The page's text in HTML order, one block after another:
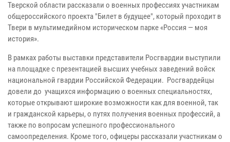
Тверской области рассказали о военных профессиях участникам
общероссийского проекта "Билет в будущее", который проходит в
Твери в мультимедийном историческом парке «Россия — моя
история».
В рамках работы выставки представители Росгвардии выступили
на площадке с презентацией высших учебных заведений войск
национальной гвардии Российской Федерации. Росгвардейцы
довели до учащихся информацию о военных специальностях,
которые открывают широкие возможности как для военной, так
и гражданской карьеры, о путях получения военных профессий, а
также по вопросам успешного профессионального
самоопределения. Кроме того, офицеры рассказали участникам о